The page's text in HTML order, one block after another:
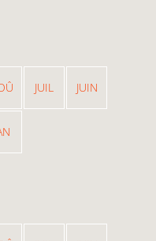
JUIL JUIN